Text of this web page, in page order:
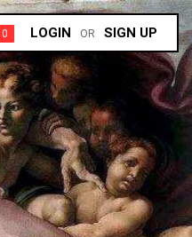
0 LOGIN OR SIGN UP